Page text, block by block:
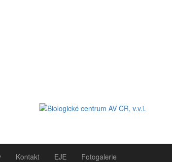
Kontakt EJE Fotogalerie